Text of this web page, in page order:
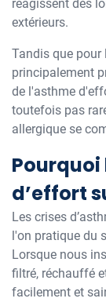
réagissent dès
extérieurs.
Tandis que
principalement
de l'asthme
toutefois pas
allergique se
Pourquoi
d’effort
Les crises
l'on pratique du
Lorsque nous
filtré, réchauffé
facilement et